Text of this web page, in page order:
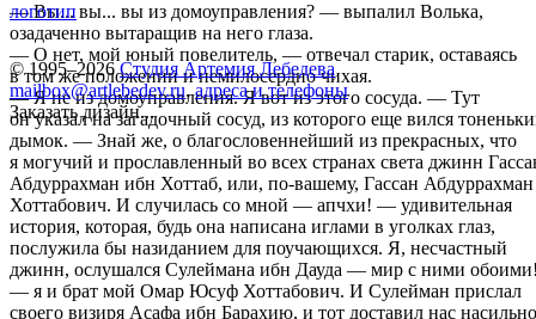
— Вы... вы... вы из домоуправления? — выпалил Волька,
озадаченно вытаращив на него глаза.
— О нет, мой юный повелитель, — отвечал старик, оставаясь
в том же положении и немилосердно чихая.
— Я не из домоуправления. Я вот из этого сосуда. — Тут
он указал на загадочный сосуд, из которого еще вился
дымок. — Знай же, о благословеннейший из прекрасных, что
я могучий и прославленный во всех странах света джинн
Абдуррахман ибн Хоттаб, или, по-вашему, Гассан Абдуррахман
Хоттабович. И случилась со мной — апчхи! — удивительная
история, которая, будь она написана иглами в уголках глаз,
послужила бы назиданием для поучающихся. Я, несчастный
джинн, ослушался Сулеймана ибн Дауда — мир с ними
— я и брат мой Омар Юсуф Хоттабович. И Сулейман прислал
своего визиря Асафа ибн Барахию, и тот доставил нас
логотип
© 1995–2026 Студия Артемия Лебедева
mailbox@artlebedev.ru, адреса и телефоны
Заказать дизайн...